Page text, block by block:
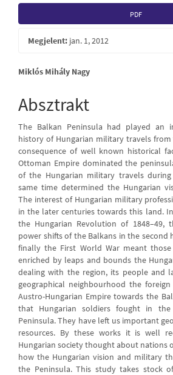
Article
Sidebar
PDF
Megjelent: jan. 1, 2012
Main
Article
Content
Miklós Mihály Nagy
Absztrakt
The Balkan Peninsula had played an
history of Hungarian military travels from
consequence of well known historical
Ottoman Empire dominated the
of the Hungarian military travels
same time determined the Hungarian
The interest of Hungarian military
in the later centuries towards this land.
the Hungarian Revolution of 1848–49,
power shifts of the Balkans in the second
finally the First World War meant
enriched by leaps and bounds the
dealing with the region, its people and
geographical neighbourhood the
Austro-Hungarian Empire towards the
that Hungarian soldiers fought in
Peninsula. They have left us important
resources. By these works it is well
Hungarian society thought about nations
how the Hungarian vision and military
the Peninsula. This study takes stock